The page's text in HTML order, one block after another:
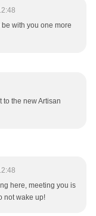
with you one more
to the new Artisan
here, meeting you is
not wake up!